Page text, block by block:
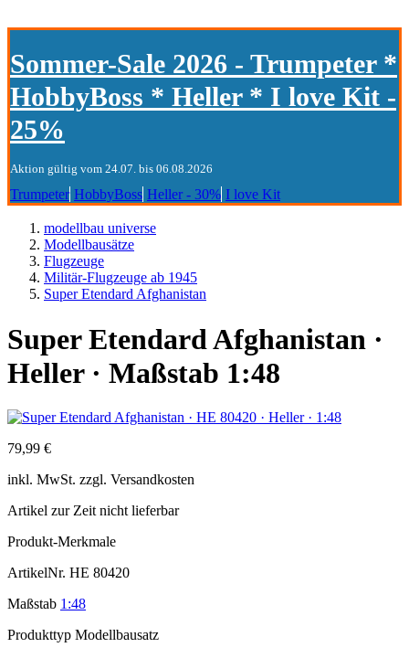
Sommer-Sale 2026 - Trumpeter *
HobbyBoss * Heller * I love Kit -
25%
Aktion gültig vom 24.07. bis 06.08.2026
Trumpeter HobbyBoss Heller - 30% I love Kit
modellbau universe
Modellbausätze
Flugzeuge
Militär-Flugzeuge ab 1945
Super Etendard Afghanistan
Super Etendard Afghanistan ·
Heller · Maßstab 1:48
79,99 €
inkl. MwSt. zzgl. Versandkosten
Artikel zur Zeit nicht lieferbar
Produkt-Merkmale
ArtikelNr. HE 80420
Maßstab 1:48
Produkttyp Modellbausatz